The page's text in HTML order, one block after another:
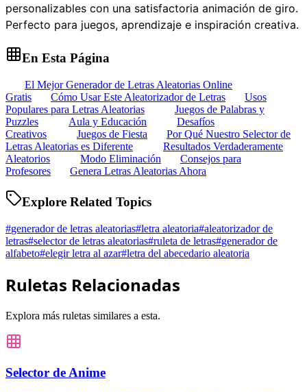
personalizables con una satisfactoria animación de giro.
Perfecto para juegos, aprendizaje e inspiración creativa.
En Esta Página
El Mejor Generador de Letras Aleatorias Online
Gratis
Cómo Usar Este Aleatorizador de Letras
Usos
Populares para Letras Aleatorias
Juegos de Palabras y
Puzzles
Aula y Educación
Desafíos
Creativos
Juegos de Fiesta
Por Qué Nuestro Selector de
Letras Aleatorias es Diferente
Resultados Verdaderamente
Aleatorios
Modo Eliminación
Consejos para
Profesores
Genera Letras Aleatorias Ahora
Explore Related Topics
#generador de letras aleatorias#letra aleatoria#aleatorizador de
letras#selector de letras aleatorias#ruleta de letras#generador de
alfabeto#elegir letra al azar#letra del abecedario aleatoria
Ruletas Relacionadas
Explora más ruletas similares a esta.
Selector de Anime